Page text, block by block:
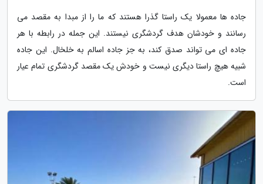
جاده ها معمولا یک راستا گذرا هستند که ما را از مبدا به مقصد می
رسانند و خودشان هدف گردشگری نیستند. این جمله در رابطه با هر
جاده ای می تواند صدق کند، به جز جاده اسالم به خلخال. این جاده
شبیه هیچ راستا دیگری نیست و خودش یک مقصد گردشگری تمام عیار
است.